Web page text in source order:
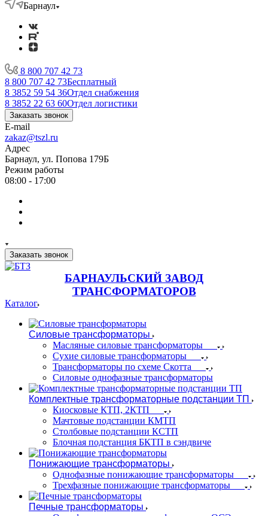
Барнаул
8 800 707 42 73
8 800 707 42 73Бесплатный
8 3852 59 54 36Отдел снабжения
8 3852 22 63 60Отдел логистики
Заказать звонок
E-mail
zakaz@tszl.ru
Адрес
Барнаул, ул. Попова 179Б
Режим работы
08:00 - 17:00
Заказать звонок
БАРНАУЛЬСКИЙ ЗАВОД
ТРАНСФОРМАТОРОВ
Каталог
Силовые трансформаторы
Масляные силовые трансформаторы
Сухие силовые трансформаторы
Трансформаторы по схеме Скотта
Силовые однофазные трансформаторы
Комплектные трансформаторные подстанции ТП
Киосковые КТП, 2КТП
Мачтовые подстанции КМТП
Столбовые подстанции КСТП
Блочная подстанция БКТП в сэндвиче
Понижающие трансформаторы
Однофазные понижающие трансформаторы
Трехфазные понижающие трансформаторы
Печные трансформаторы